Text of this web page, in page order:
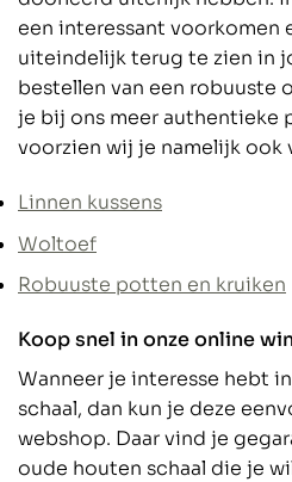
een interessant voorkomen
uiteindelijk terug te zien in
bestellen van een robuuste
je bij ons meer authentieke
voorzien wij je namelijk ook
Linnen kussens
Woltoef
Robuuste potten en kruiken
Koop snel in onze online
Wanneer je interesse hebt
schaal, dan kun je deze
webshop. Daar vind je
oude houten schaal die je